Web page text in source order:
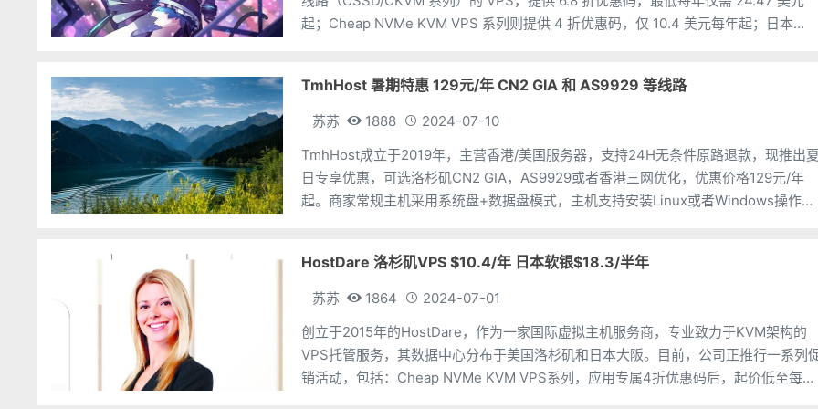
起；Cheap NVMe KVM VPS 系列则提供 4 折优惠码，仅 10.4 美元每年起；日本
TmhHost 暑期特惠 129元/年 CN2 GIA 和 AS9929 等线路
苏苏 1888
2024-07-10
TmhHost成立于2019年，主营香港/美国服务器，支持24H无条件原路退款，现推出
日专享优惠，可选洛杉矶CN2 GIA，AS9929或者香港三网优化，优惠价格129元/年
起。商家常规主机采用系统盘+数据盘模式，主机支持安装Linux或者Windows操作系
HostDare 洛杉矶VPS $10.4/年 日本软银$18.3/半年
苏苏 1864
2024-07-01
创立于2015年的HostDare，作为一家国际虚拟主机服务商，专业致力于KVM架构的
VPS托管服务，其数据中心分布于美国洛杉矶和日本大阪。目前，公司正推行一系列
销活动，包括：Cheap NVMe KVM VPS系列，应用专属4折优惠码后，起价低至每年